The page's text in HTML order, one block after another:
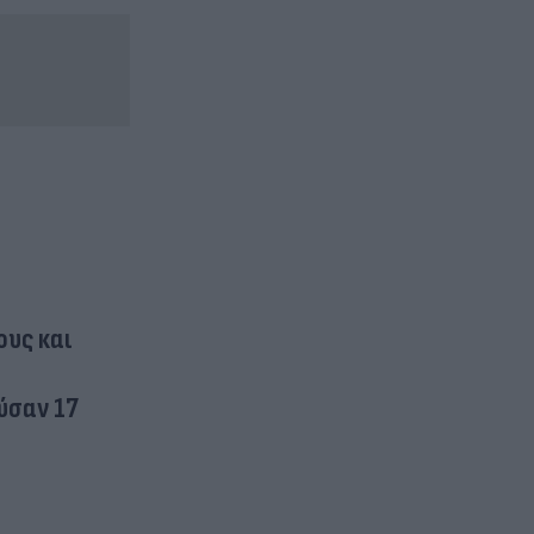
και
17